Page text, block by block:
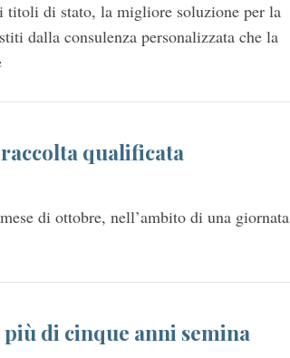
titoli di stato, la migliore soluzione per la
dalla consulenza personalizzata che la
qualificata
di ottobre, nell’ambito di una giornata
di cinque anni semina